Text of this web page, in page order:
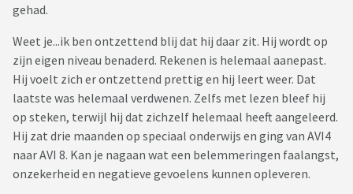
gehad.
Weet je...ik ben ontzettend blij dat hij daar zit. Hij wordt op
zijn eigen niveau benaderd. Rekenen is helemaal aanepast.
Hij voelt zich er ontzettend prettig en hij leert weer. Dat
laatste was helemaal verdwenen. Zelfs met lezen bleef hij
op steken, terwijl hij dat zichzelf helemaal heeft aangeleerd.
Hij zat drie maanden op speciaal onderwijs en ging van AVI4
naar AVI 8. Kan je nagaan wat een belemmeringen faalangst,
onzekerheid en negatieve gevoelens kunnen opleveren.